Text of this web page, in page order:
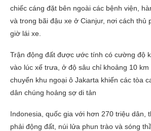
chiếc cáng đặt bên ngoài các bệnh viện,
và trong bãi đậu xe ở Cianjur, nơi cách thủ
giờ lái xe.
Trận động đất được ước tính có cường độ
vào lúc xế trưa, ở độ sâu chỉ khoảng 10
chuyển khu ngoại ô Jakarta khiến các tòa
dân chúng hoảng sợ di tản
Indonesia, quốc gia với hơn 270 triệu dân,
phải động đất, núi lửa phun trào và sóng